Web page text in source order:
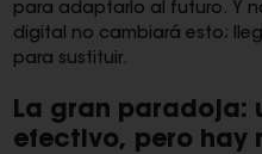
para adaptarlo al futuro. Y
digital no cambiará esto;
para sustituir.
La gran paradoja:
efectivo, pero hay